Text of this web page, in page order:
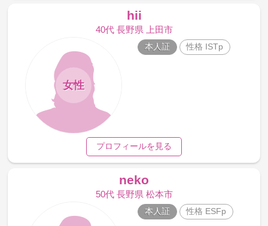
hii
40代 長野県 上田市
女性
本人証 性格 ISTp
プロフィールを見る
neko
50代 長野県 松本市
本人証 性格 ESFp